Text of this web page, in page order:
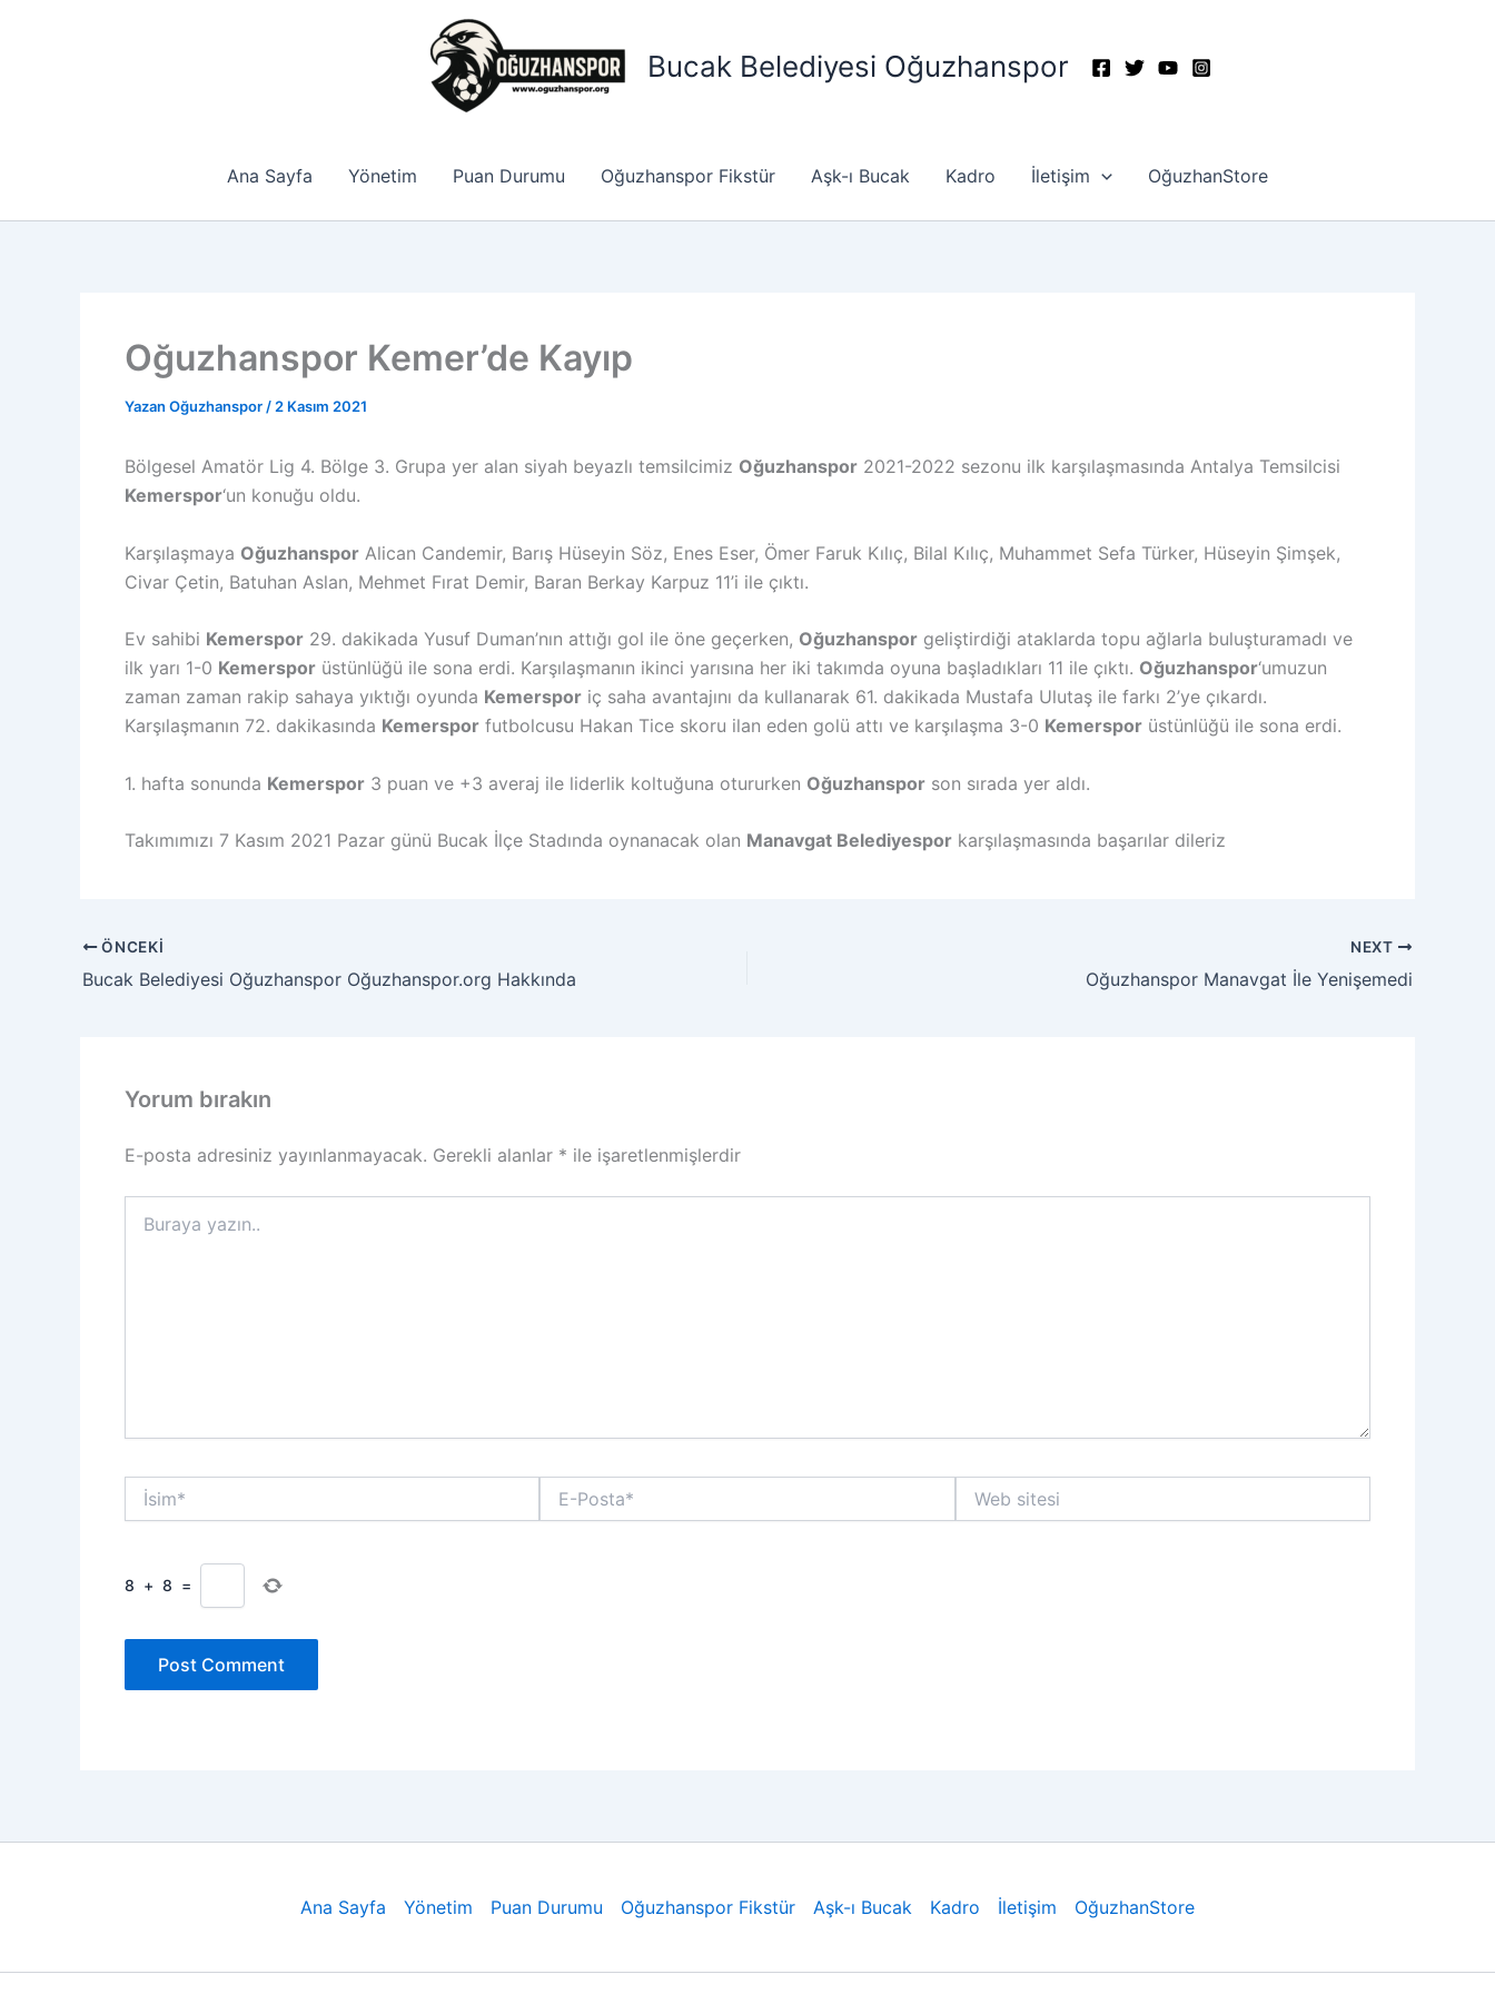
Bucak Belediyesi Oğuzhanspor
Ana Sayfa Yönetim Puan Durumu Oğuzhanspor Fikstür Aşk-ı Bucak Kadro İletişim OğuzhanStore
Oğuzhanspor Kemer’de Kayıp
Yazan Oğuzhanspor / 2 Kasım 2021
Bölgesel Amatör Lig 4. Bölge 3. Grupa yer alan siyah beyazlı temsilcimiz Oğuzhanspor 2021-2022 sezonu ilk karşılaşmasında Antalya Temsilcisi
Kemerspor‘un konuğu oldu.
Karşılaşmaya Oğuzhanspor Alican Candemir, Barış Hüseyin Söz, Enes Eser, Ömer Faruk Kılıç, Bilal Kılıç, Muhammet Sefa Türker, Hüseyin Şimşek,
Civar Çetin, Batuhan Aslan, Mehmet Fırat Demir, Baran Berkay Karpuz 11’i ile çıktı.
Ev sahibi Kemerspor 29. dakikada Yusuf Duman’nın attığı gol ile öne geçerken, Oğuzhanspor geliştirdiği ataklarda topu ağlarla buluşturamadı ve
ilk yarı 1-0 Kemerspor üstünlüğü ile sona erdi. Karşılaşmanın ikinci yarısına her iki takımda oyuna başladıkları 11 ile çıktı. Oğuzhanspor‘umuzun
zaman zaman rakip sahaya yıktığı oyunda Kemerspor iç saha avantajını da kullanarak 61. dakikada Mustafa Ulutaş ile farkı 2’ye çıkardı.
Karşılaşmanın 72. dakikasında Kemerspor futbolcusu Hakan Tice skoru ilan eden golü attı ve karşılaşma 3-0 Kemerspor üstünlüğü ile sona erdi.
1. hafta sonunda Kemerspor 3 puan ve +3 averaj ile liderlik koltuğuna otururken Oğuzhanspor son sırada yer aldı.
Takımımızı 7 Kasım 2021 Pazar günü Bucak İlçe Stadında oynanacak olan Manavgat Belediyespor karşılaşmasında başarılar dileriz
ÖNCEKI
Bucak Belediyesi Oğuzhanspor Oğuzhanspor.org Hakkında
NEXT
Oğuzhanspor Manavgat İle Yenişemedi
Yorum bırakın
E-posta adresiniz yayınlanmayacak. Gerekli alanlar * ile işaretlenmişlerdir
yazın..
İsim*
Posta*
sitesi
8 + 8 =
Ana Sayfa Yönetim Puan Durumu Oğuzhanspor Fikstür Aşk-ı Bucak Kadro İletişim OğuzhanStore